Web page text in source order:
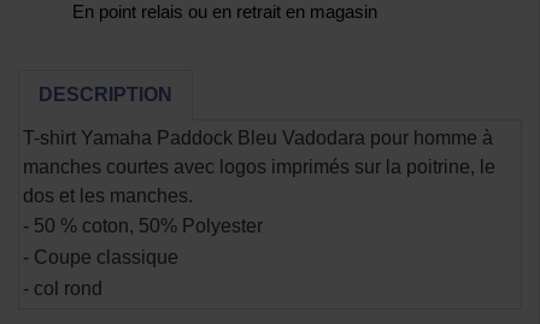
En point relais ou en retrait en magasin
DESCRIPTION
T-shirt Yamaha Paddock Bleu Vadodara pour homme à
manches courtes avec logos imprimés sur la poitrine, le
dos et les manches.
- 50 % coton, 50% Polyester
- Coupe classique
- col rond